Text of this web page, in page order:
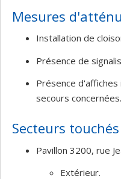
Mesures
Installation de
Présence de
Présence
secours concernées.
Secteurs touchés
Pavillon 3200, rue
Extérieur.